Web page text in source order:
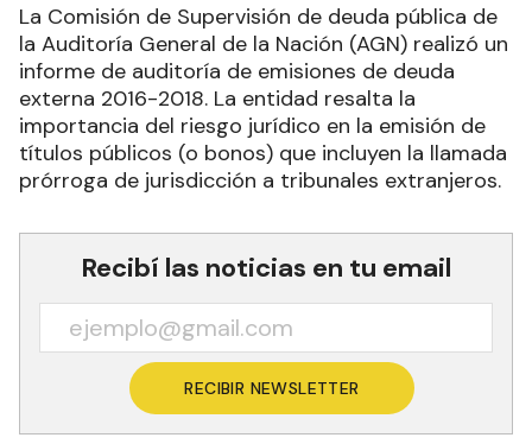
La Comisión de Supervisión de deuda pública de
la Auditoría General de la Nación (AGN) realizó un
informe de auditoría de emisiones de deuda
externa 2016-2018. La entidad resalta la
importancia del riesgo jurídico en la emisión de
títulos públicos (o bonos) que incluyen la llamada
prórroga de jurisdicción a tribunales extranjeros.
Recibí las noticias en tu email
RECIBIR NEWSLETTER